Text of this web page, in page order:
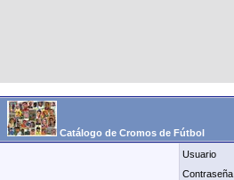
Catálogo de Cromos de Fútbol
Usuario
Contraseña